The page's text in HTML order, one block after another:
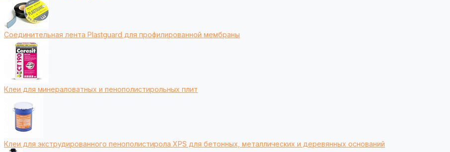
Соединительная лента Plastguard для профилированной мембраны
Клеи для минераловатных и пенополистирольных плит
Клеи для экструдированного пенополистирола XPS для бетонных, металлических и деревянных оснований